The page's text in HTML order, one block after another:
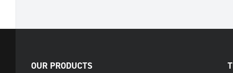
OUR PRODUCTS